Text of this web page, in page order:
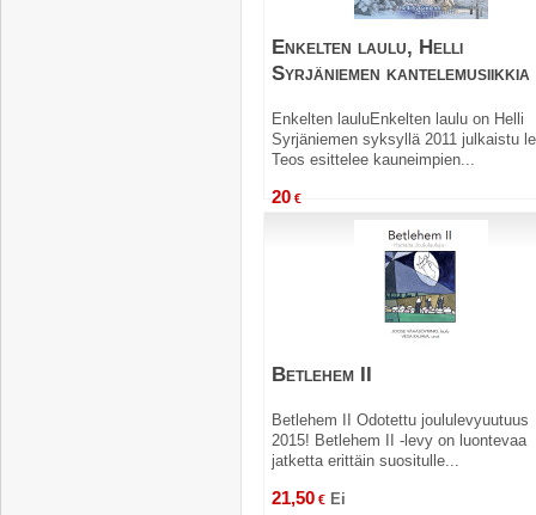
Enkelten laulu, Helli
Syrjäniemen kantelemusiikkia
Enkelten lauluEnkelten laulu on Helli
Syrjäniemen syksyllä 2011 julkaistu
Teos esittelee kauneimpien...
20€
Betlehem II
Betlehem II Odotettu joululevyuutuus
2015! Betlehem II -levy on luontevaa
jatketta erittäin suositulle...
21,50€ Ei